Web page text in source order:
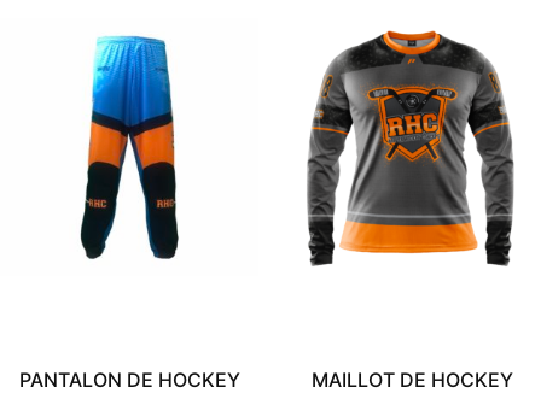
PANTALON DE HOCKEY
MAILLOT DE HOCKEY